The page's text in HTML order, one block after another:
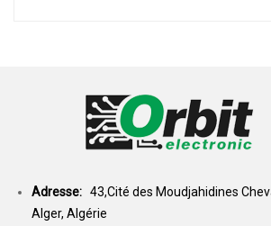
Adresse: 43,Cité des Moudjahidines
Alger, Algérie